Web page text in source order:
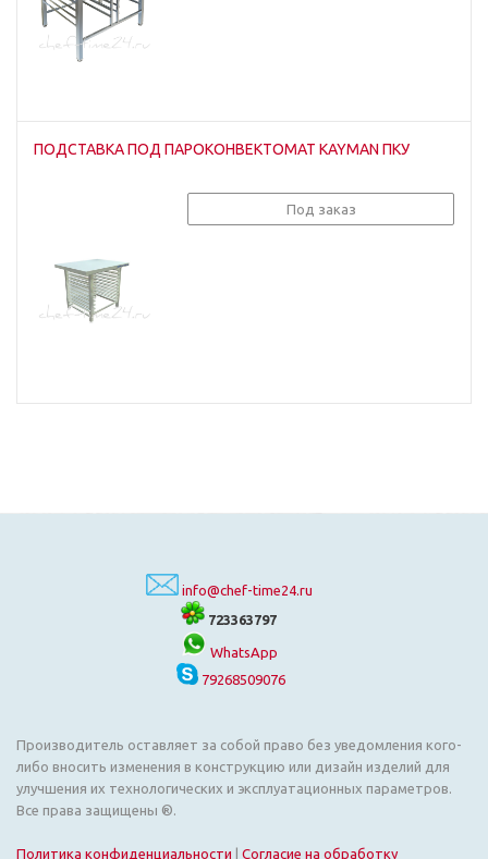
ПОДСТАВКА ПОД ПАРОКОНВЕКТОМАТ KAYMAN ПКУ
Под заказ
info@chef-time24.ru
723363797
WhatsApp
79268509076
Производитель оставляет за собой право без уведомления кого-
либо вносить изменения в конструкцию или дизайн изделий для
улучшения их технологических и эксплуатационных параметров.
Все права защищены ®.
Политика конфиденциальности | Согласие на обработку